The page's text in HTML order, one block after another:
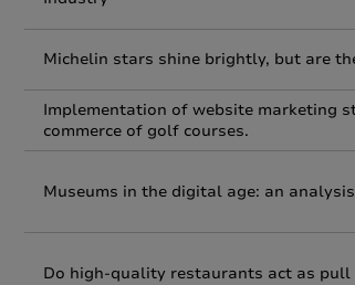
Michelin stars shine brightly, but are
Implementation of website marketing
commerce of golf courses.
Museums in the digital age: an
Do high-quality restaurants act as